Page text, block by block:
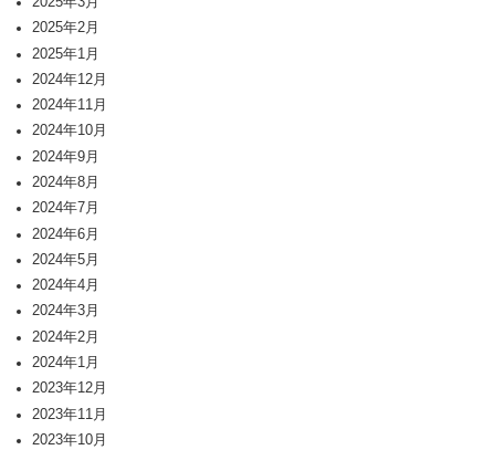
2025年2月
2025年1月
2024年12月
2024年11月
2024年10月
2024年9月
2024年8月
2024年7月
2024年6月
2024年5月
2024年4月
2024年3月
2024年2月
2024年1月
2023年12月
2023年11月
2023年10月